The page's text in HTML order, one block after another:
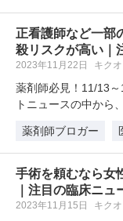
正看護師など一部
殺リスクが高い｜
2023年11月22日 キクオ
薬剤師必見！11/13
トニュースの中から
薬剤師ブロガー
手術を頼むなら女
｜注目の臨床ニュ
2023年11月15日 キクオ